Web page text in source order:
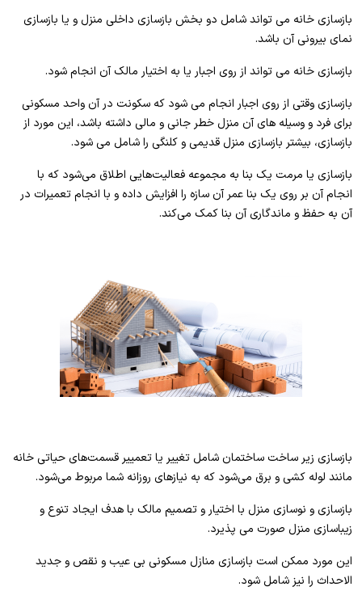
بازسازی خانه می تواند شامل دو بخش بازسازی داخلی منزل و یا بازسازی
نمای بیرونی آن باشد.
بازسازی خانه می تواند از روی اجبار یا به اختیار مالک آن انجام شود.
بازسازی وقتی از روی اجبار انجام می شود که سکونت در آن واحد مسکونی
برای فرد و وسیله های آن منزل خطر جانی و مالی داشته باشد، این مورد از
بازسازی، بیشتر بازسازی منزل قدیمی و کلنگی را شامل می شود.
بازسازی یا مرمت یک بنا به مجموعه فعالیت‌هایی اطلاق می‌شود که با
انجام آن بر روی یک بنا عمر آن سازه را افزایش داده و با انجام تعمیرات در
آن به حفظ و ماندگاری آن بنا کمک می‌کند.
بازسازی زیر ساخت ساختمان شامل تغییر یا تعمییر قسمت‌های حیاتی خانه
مانند لوله کشی و برق می‌شود که به نیازهای روزانه شما مربوط می‌شود.
بازسازی و نوسازی منزل با اختیار و تصمیم مالک با هدف ایجاد تنوع و
زیباسازی منزل صورت می پذیرد.
این مورد ممکن است بازسازی منازل مسکونی بی عیب و نقص و جدید
الاحداث را نیز شامل شود.